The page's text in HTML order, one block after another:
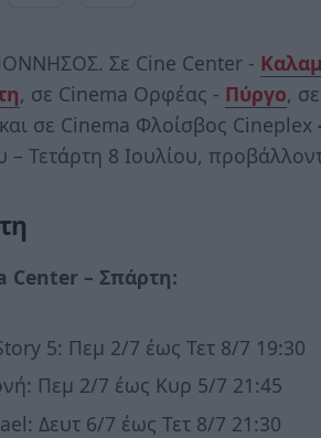
Σε Cine Center -
, σε Cinema Ορφέας - Πύργο,
και σε Cinema Φλοίσβος Cineplex
– Τετάρτη 8 Ιουλίου,
Center – Σπάρτη:
5: Πεμ 2/7 έως Τετ 8/7 19:30
Πεμ 2/7 έως Κυρ 5/7 21:45
Δευτ 6/7 έως Τετ 8/7 21:30